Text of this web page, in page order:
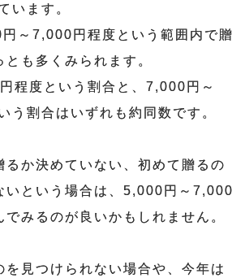
います。
～7,000円程度という範囲内で贈
も多くみられます。
程度という割合と、7,000円～
う割合はいずれも約同数です。
るか決めていない、初めて贈るの
いという場合は、5,000円～7,000
でみるのが良いかもしれません。
を見つけられない場合や、今年は